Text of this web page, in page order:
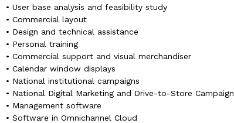
• User base analysis and feasibility study
• Commercial layout
• Design and technical assistance
• Personal training
• Commercial support and visual merchandiser
• Calendar window displays
• National institutional campaigns
• National Digital Marketing and Drive-to-Store Campaign
• Management software
• Software in Omnichannel Cloud